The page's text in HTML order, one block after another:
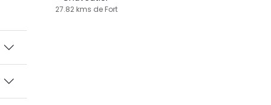
27.82 kms de Fort